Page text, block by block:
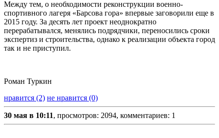
Между тем, о необходимости реконструкции военно-
спортивного лагеря «Барсова гора» впервые заговорили еще в
2015 году. За десять лет проект неоднократно
перерабатывался, менялись подрядчики, переносились сроки
экспертиз и строительства, однако к реализации объекта город
так и не приступил.
Роман Туркин
нравится (2) не нравится (0)
30 мая в 10:11, просмотров: 2094, комментариев: 1